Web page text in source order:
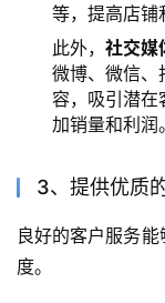
等，提高店铺
此外， 社交媒
微博、微信、
容，吸引潜在
加销量和利润。
3、提供优质
良好的客户服务
度。